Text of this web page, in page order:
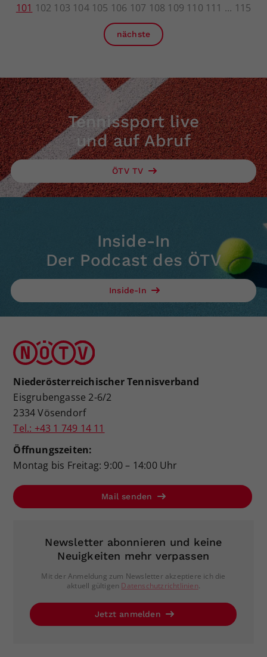
101 102 103 104 105 106 107 108 109 110 111 115
nächste
Tennissport live
und auf Abruf
ÖTV TV
Inside-In
Der Podcast des ÖTV
Inside-In
Niederösterreichischer Tennisverband
Eisgrubengasse 2-6/2
2334 Vösendorf
Tel.: +43 1 749 14 11
Öffnungszeiten:
Montag bis Freitag: 9:00 – 14:00 Uhr
Mail senden
Newsletter abonnieren und keine
Neuigkeiten mehr verpassen
Mit der Anmeldung zum Newsletter akzeptiere ich die
aktuell gültigen Datenschutzrichtlinien.
Jetzt anmelden